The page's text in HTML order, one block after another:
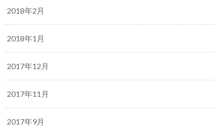
2018年2月
2018年1月
2017年12月
2017年11月
2017年9月